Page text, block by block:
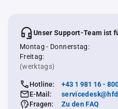
Unser Support-Team ist
Montag - Donnerstag:
Freitag:
(werktags)
Hotline:
+43 1 981 16 -
E-Mail:
Fragen:
Zu den FAQ